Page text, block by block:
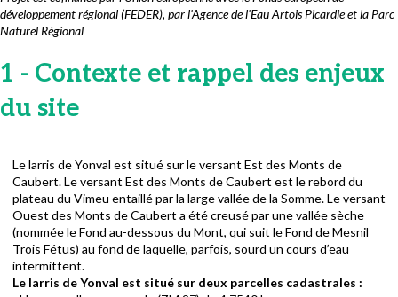
développement régional (FEDER), par l'Agence de l'Eau Artois Picardie et la Parc
Naturel Régional
1 - Contexte et rappel des enjeux
du site
Le larris de Yonval est situé sur le versant Est des Monts de
Caubert. Le versant Est des Monts de Caubert est le rebord du
plateau du Vimeu entaillé par la large vallée de la Somme. Le versant
Ouest des Monts de Caubert a été creusé par une vallée sèche
(nommée le Fond au-dessous du Mont, qui suit le Fond de Mesnil
Trois Fétus) au fond de laquelle, parfois, sourd un cours d’eau
intermittent.
Le larris de Yonval est situé sur deux parcelles cadastrales :